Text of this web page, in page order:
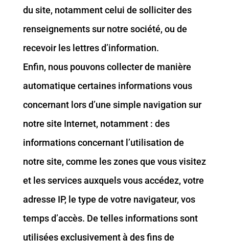
du site, notamment celui de solliciter des
renseignements sur notre société, ou de
recevoir les lettres d’information.
Enfin, nous pouvons collecter de manière
automatique certaines informations vous
concernant lors d’une simple navigation sur
notre site Internet, notamment : des
informations concernant l’utilisation de
notre site, comme les zones que vous visitez
et les services auxquels vous accédez, votre
adresse IP, le type de votre navigateur, vos
temps d’accès. De telles informations sont
utilisées exclusivement à des fins de